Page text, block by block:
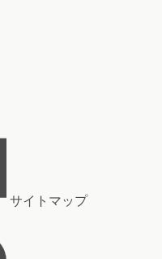
サイトマップ